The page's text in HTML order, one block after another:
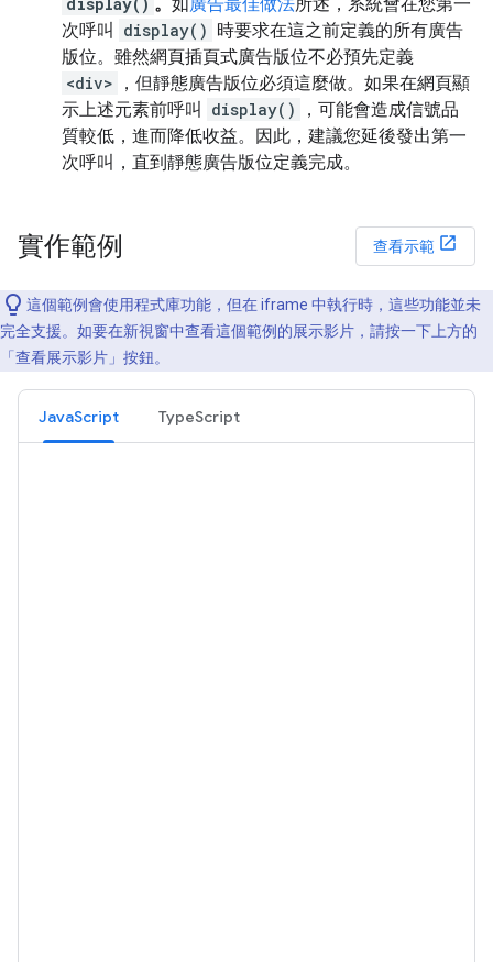
次呼叫
display() 時要求在這之前定義的所有廣告
版位。雖然網頁插頁式廣告版位不必預先定義
<div>
，但靜態廣告版位必須這麼做。如果在網頁顯
示上述元素前呼叫
display()
，可能會造成信號品
質較低，進而降低收益。因此，建議您延後發出第一
次呼叫，直到靜態廣告版位定義完成。
實作範例 查看示範
這個範例會使用程式庫功能，但在 iframe 中執行時，這些功能並未
完全支援。如要在新視窗中查看這個範例的展示影片，請按一下上方的
「查看展示影片」 按鈕。
JavaScript TypeScript